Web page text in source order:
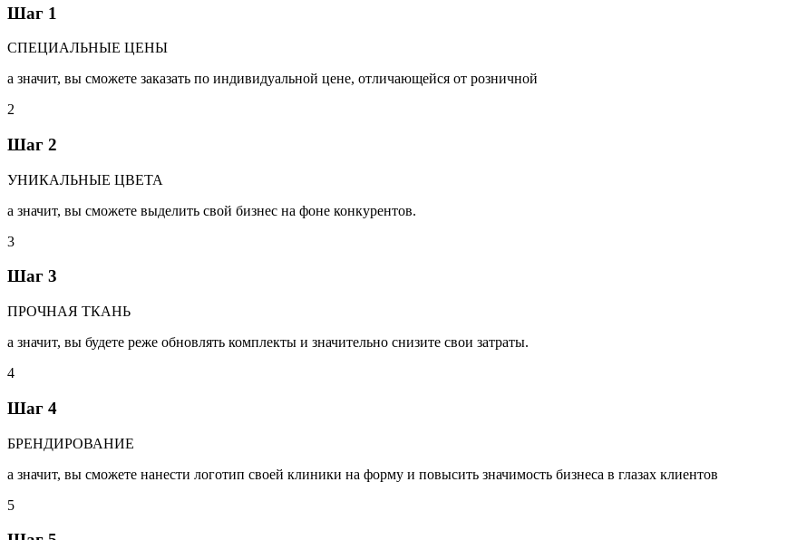
Шаг 1
СПЕЦИАЛЬНЫЕ ЦЕНЫ
а значит, вы сможете заказать по индивидуальной цене, отличающейся от розничной
2
Шаг 2
УНИКАЛЬНЫЕ ЦВЕТА
а значит, вы сможете выделить свой бизнес на фоне конкурентов.
3
Шаг 3
ПРОЧНАЯ ТКАНЬ
а значит, вы будете реже обновлять комплекты и значительно снизите свои затраты.
4
Шаг 4
БРЕНДИРОВАНИЕ
а значит, вы сможете нанести логотип своей клиники на форму и повысить значимость бизнеса в глазах клиентов
5